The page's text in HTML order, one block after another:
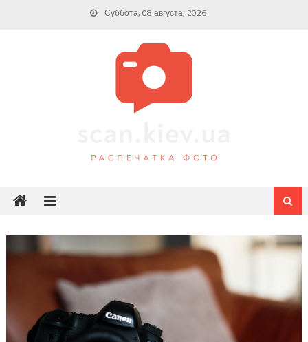
Суббота, 08 августа, 2026